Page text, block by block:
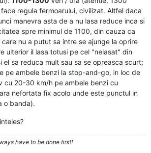
regula fermoarului, civilizat. Altfel daca
manevra asta de a nu lasa reduce inca si
spre minimul de 1100, din cauza ca
nu a putut sa intre se ajunge la oprire
ulterior il lasa totusi pe cel "nelasat" din
el sa reduca mult sau sa se opreasca scurt;
pe ambele benzi la stop-and-go, in loc de
cu 20-30 km/h pe ambele benzi cu
nefortata fix acolo unde este punctul in
o banda).
have to be done first!